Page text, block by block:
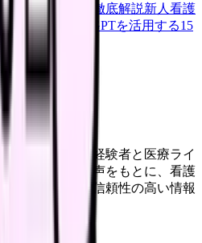
の最新情報を徹底解説新人看護
看護師がChatGPTを活用する15
部は、看護師経験者と医療ライ
場のリアルな声をもとに、看護
き方に関する信頼性の高い情報
制を見る